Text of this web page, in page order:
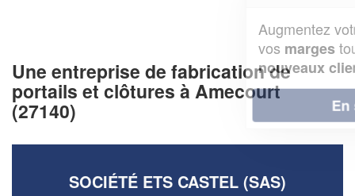
Une entreprise de fabrication de
portails et clôtures à Amecourt
(27140)
SOCIÉTÉ ETS CASTEL (SAS)
chiffre d'affaireset
tout en gagnant de
nouveaux clients!
En savoir plus